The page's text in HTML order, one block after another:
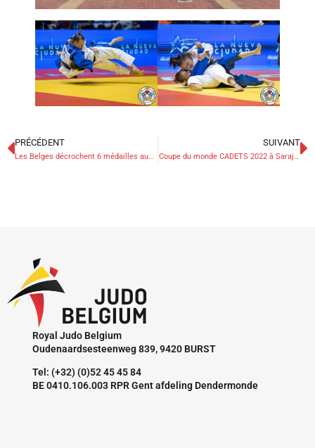
PRÉCÉDENT
Les Belges décrochent 6 médailles aux Jeux mondiaux des policiers et pompiers
SUIVANT
Coupe du monde CADETS 2022 à Sarajevo
Royal Judo Belgium
Oudenaardsesteenweg 839, 9420 BURST
Tel: (+32) (0)52 45 45 84
BE 0410.106.003 RPR Gent afdeling Dendermonde